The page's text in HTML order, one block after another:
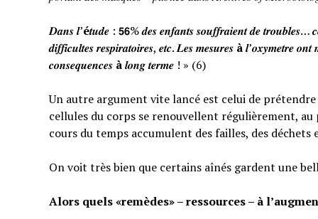
𝑫𝒂𝒏𝒔 𝒍’é𝒕𝒖𝒅𝒆 : 𝟱𝟲% 𝒅𝒆𝒔 𝒆𝒏𝒇𝒂𝒏𝒕𝒔 𝒔𝒐𝒖𝒇𝒇𝒓𝒂𝒊𝒆𝒏𝒕 𝒅𝒆 𝒕𝒓𝒐𝒖𝒃𝒍𝒆𝒔…
𝒅𝒊𝒇𝒇𝒊𝒄𝒖𝒍𝒕𝒆𝒔 𝒓𝒆𝒔𝒑𝒊𝒓𝒂𝒕𝒐𝒊𝒓𝒆𝒔, 𝒆𝒕𝒄. 𝑳𝒆𝒔 𝒎𝒆𝒔𝒖𝒓𝒆𝒔 à𝒍’𝒐𝒙𝒚𝒎𝒆𝒕𝒓𝒆 𝒐𝒏𝒕
𝒄𝒐𝒏𝒔𝒆𝒒𝒖𝒆𝒏𝒄𝒆𝒔 à𝒍𝒐𝒏𝒈 𝒕𝒆𝒓𝒎𝒆 ! » (6)
Un autre argument vite lancé est celui de
cellules du corps se renouvellent régulièrement,
cours du temps accumulent des failles, des
On voit très bien que certains aînés gardent une
Alors quels «remèdes» – ressources – à